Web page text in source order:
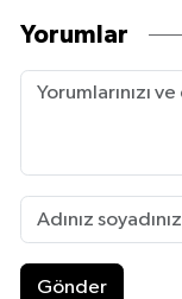
Yorumlar
Gönder